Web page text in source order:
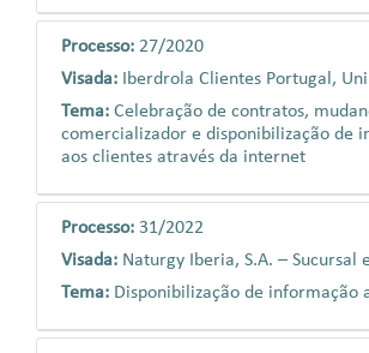
Processo: 27/2020
Visada:
Iberdrola Clientes Portugal,
Tema: Celebração de contratos,
comercializador e disponibilização de
aos clientes através da internet
Processo: 31/2022
Visada: Naturgy Iberia, S.A. – Sucursal
Tema: Disponibilização de informação